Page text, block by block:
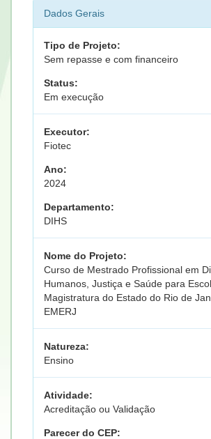
Dados Gerais
Tipo de Projeto:
Sem repasse e com financeiro
Status:
Em execução
Executor:
Fiotec
Ano:
2024
Departamento:
DIHS
Nome do Projeto:
Curso de Mestrado Profissional em
Humanos, Justiça e Saúde para
Magistratura do Estado do Rio de
EMERJ
Natureza:
Ensino
Atividade:
Acreditação ou Validação
Parecer do CEP: